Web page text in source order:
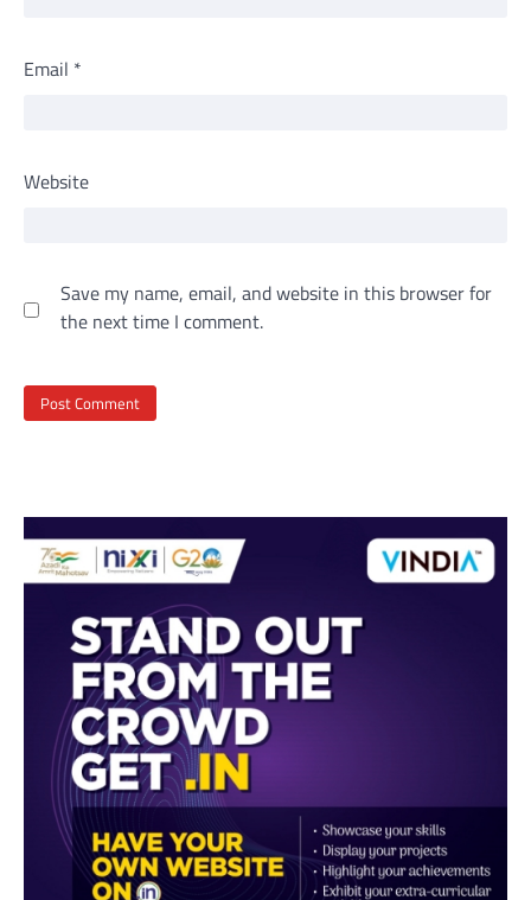
Email *
Website
Save my name, email, and website in this browser for
the next time I comment.